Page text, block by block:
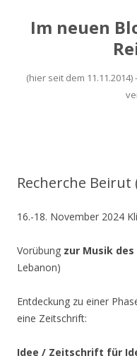
Im neuen
(hier seit dem
Recherche Beirut
16.-18. November 2024
Vorübung zur Musik des
Lebanon)
Entdeckung zu einer
eine Zeitschrift:
Idee / Zeitschrift für